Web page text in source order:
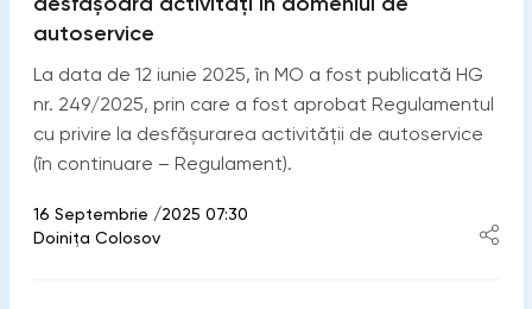
autoservice
La data de 12 iunie 2025, în MO a fost publicată HG
nr. 249/2025, prin care a fost aprobat Regulamentul
cu privire la desfășurarea activității de autoservice
(în continuare – Regulament).
16 Septembrie /2025 07:30
Doinița Colosov